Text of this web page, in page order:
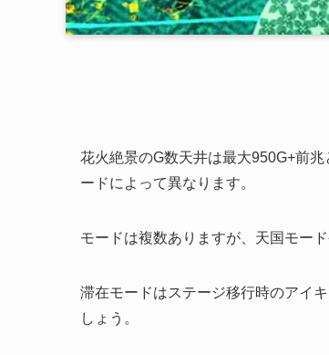
花火絶景のG数天井は最大950G+前
ードによって異なります。
モードは複数ありますが、天国モー
滞在モードはステージ移行時のアイ
しょう。